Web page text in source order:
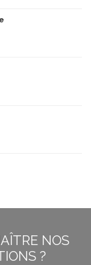
NOS
?